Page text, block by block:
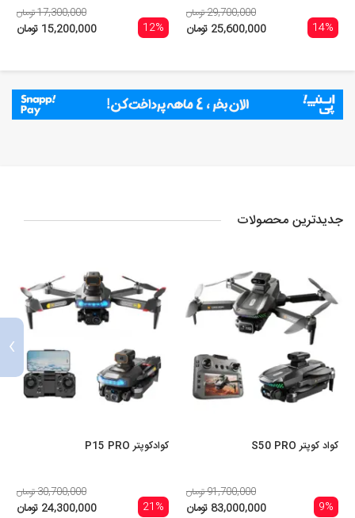
14%
29,700,000 تومان
25,600,000 تومان 12%
17,300,000 تومان
15,200,000 تومان
جدیدترین محصولات
کواد کوپتر S50 PRO
9%
91,700,000 تومان
83,000,000 تومان
کوادکوپتر P15 PRO
21%
30,700,000 تومان
24,300,000 تومان
›